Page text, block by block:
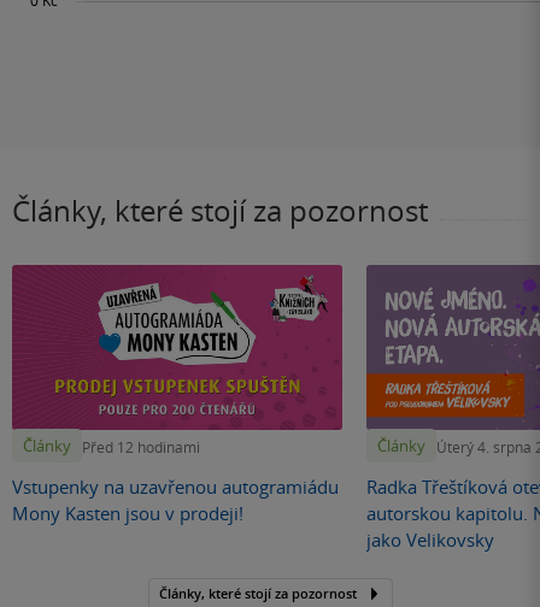
Články, které stojí za pozornost
Články Před 12 hodinami
Vstupenky na uzavřenou autogramiádu
Mony Kasten jsou v prodeji!
Články Úterý 4. srpna
Radka Třeštíková
autorskou kapitolu.
jako Velikovsky
Články, které stojí za pozornost